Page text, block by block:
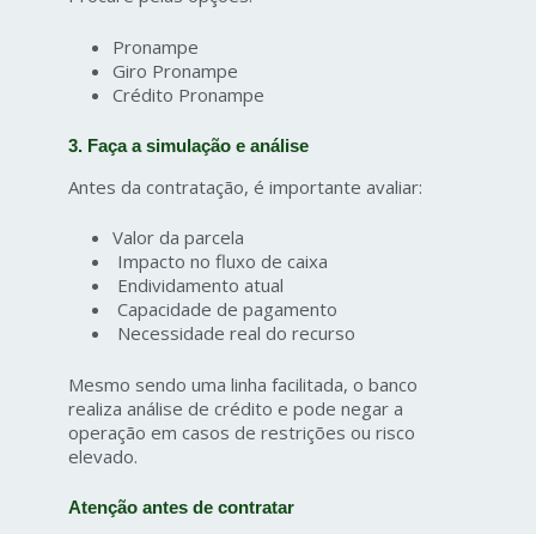
Pronampe
Giro Pronampe
Crédito Pronampe
3. Faça a simulação e análise
Antes da contratação, é importante avaliar:
Valor da parcela
Impacto no fluxo de caixa
Endividamento atual
Capacidade de pagamento
Necessidade real do recurso
Mesmo sendo uma linha facilitada, o banco
realiza análise de crédito e pode negar a
operação em casos de restrições ou risco
elevado.
Atenção antes de contratar